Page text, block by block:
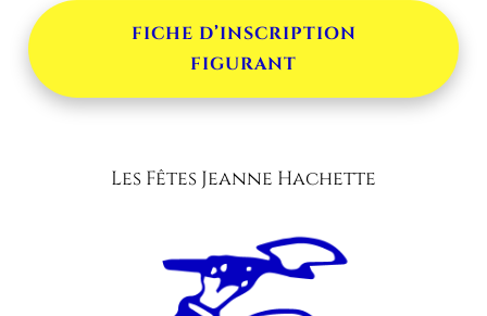
FICHE D’INSCRIPTION
FIGURANT
Les Fêtes Jeanne Hachette